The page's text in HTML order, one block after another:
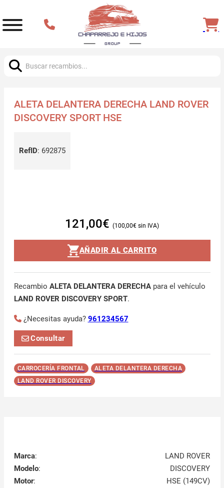
ALETA DELANTERA DERECHA LAND ROVER
DISCOVERY SPORT HSE
RefID: 692875
121,00€ 100,00€
AÑADIR AL CARRITO
Recambio ALETA DELANTERA DERECHApara el vehículo
LAND ROVER DISCOVERY SPORT.
¿Necesitas ayuda? 961234567
Consultar
CARROCERÍA FRONTAL
ALETA DELANTERA DERECHA
LAND ROVER DISCOVERY
Marca:
LAND ROVER
Modelo:
DISCOVERY
Motor:
HSE (149CV)